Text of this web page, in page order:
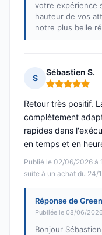
votre expérience
hauteur de vos
notre plus belle
S
Sébastien S.
Note : 5 sur 5
Publié le 02/06/2026 à
suite à un achat du 24/
Retour très positif.
complètement
rapides dans
en temps et en
Réponse de
Publiée le 08/06/2026
Bonjour